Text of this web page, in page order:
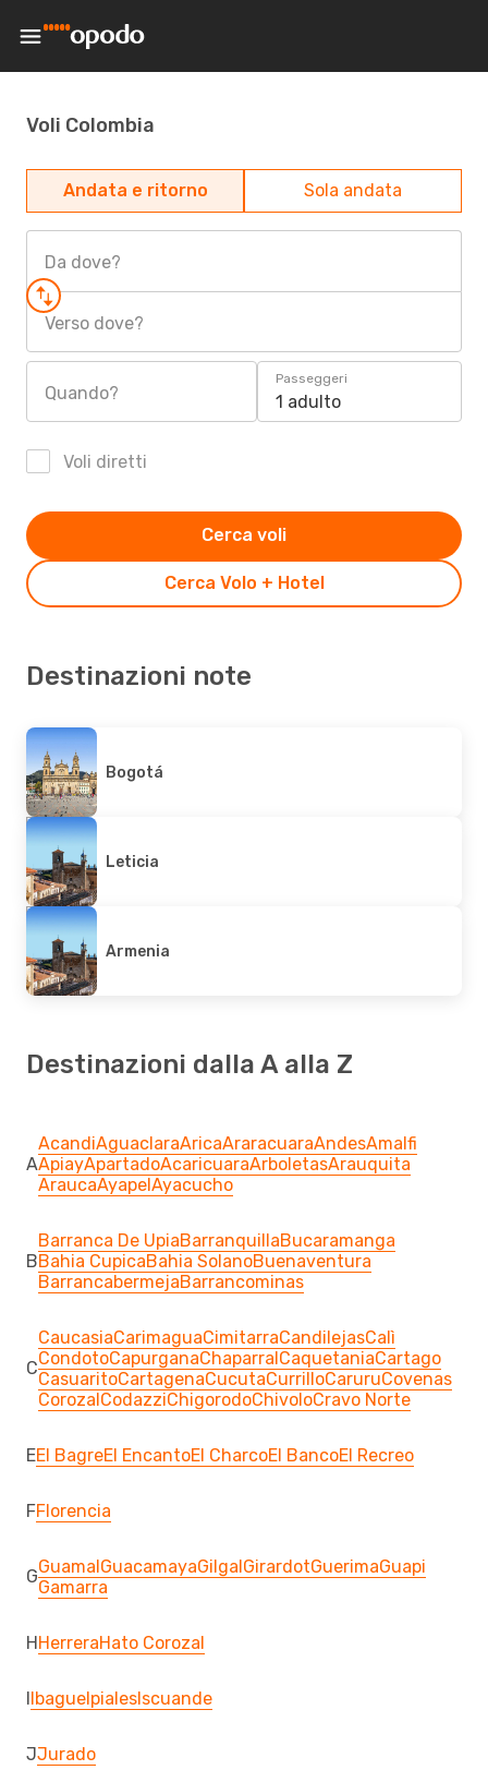
Voli Colombia
Andata e ritorno Sola andata
Da dove?
Verso dove?
Quando?
Passeggeri
1 adulto
Voli diretti
Cerca Volo + Hotel
Cerca voli
Destinazioni note
Bogotá
Leticia
Armenia
Destinazioni dalla A alla Z
A
AcandiAguaclaraAricaAraracuaraAndesAmalfi
ApiayApartadoAcaricuaraArboletasArauquita
AraucaAyapelAyacucho
B
Barranca De UpiaBarranquillaBucaramanga
Bahia CupicaBahia SolanoBuenaventura
BarrancabermejaBarrancominas
C
CaucasiaCarimaguaCimitarraCandilejasCalì
CondotoCapurganaChaparralCaquetaniaCartago
CasuaritoCartagenaCucutaCurrilloCaruruCovenas
CorozalCodazziChigorodoChivoloCravo Norte
EEl BagreEl EncantoEl CharcoEl BancoEl Recreo
FFlorencia
GGuamalGuacamayaGilgalGirardotGuerimaGuapi
Gamarra
HHerreraHato Corozal
IIbagueIpialesIscuande
JJurado